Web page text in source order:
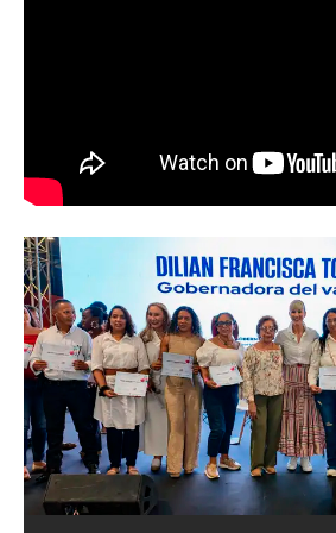
Abren convocatoria
Records Latam’, para
artes plásticas del